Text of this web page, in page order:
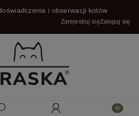
i obserwacji kotów
Zarejestruj sięZaloguj się